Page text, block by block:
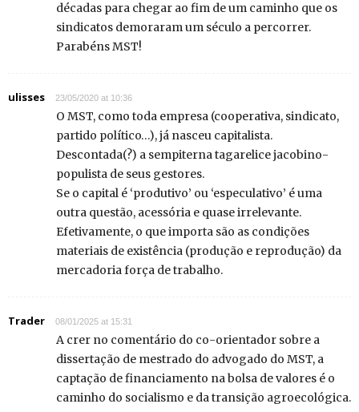
décadas para chegar ao fim de um caminho que os
sindicatos demoraram um século a percorrer.
Parabéns MST!
ulisses 23/05/2020 at 10:36
O MST, como toda empresa (cooperativa, sindicato,
partido político…), já nasceu capitalista.
Descontada(?) a sempiterna tagarelice jacobino-
populista de seus gestores.
Se o capital é ‘produtivo’ ou ‘especulativo’ é uma
outra questão, acessória e quase irrelevante.
Efetivamente, o que importa são as condições
materiais de existência (produção e reprodução) da
mercadoria força de trabalho.
Trader 08/01/2025 at 15:31
A crer no comentário do co-orientador sobre a
dissertação de mestrado do advogado do MST, a
captação de financiamento na bolsa de valores é o
caminho do socialismo e da transição agroecológica.